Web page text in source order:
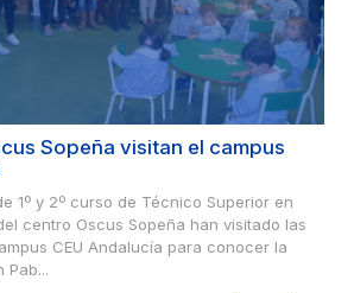
Sopeña visitan el campus
1º y 2º curso de Técnico Superior en
centro Oscus Sopeña han visitado las
CEU Andalucía para conocer la
Pab...